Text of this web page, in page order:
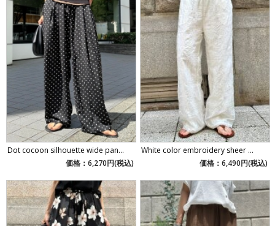
Dot cocoon silhouette wide pan...
価格：6,270円(税込)
White color embroidery sheer ...
価格：6,490円(税込)